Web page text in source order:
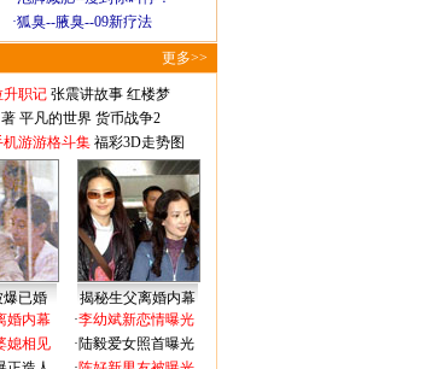
·狐臭--腋臭--09新疗法
更多>>
升职记 张震讲故事 红楼梦
平凡的世界 货币战争2
机游游格斗集 福彩3D走势图
爆已婚
揭秘生父离婚内幕
婚内幕
媳相见
·李幼斌新恋情曝光
·陆毅爱女照首曝光